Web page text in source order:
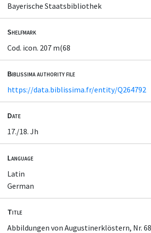
Bayerische Staatsbibliothek
Shelfmark
Cod. icon. 207 m(68
Biblissima authority file
https://data.biblissima.fr/entity/Q264792
Date
17./18. Jh
Language
Latin
German
Title
Abbildungen von Augustinerklöstern, Nr.